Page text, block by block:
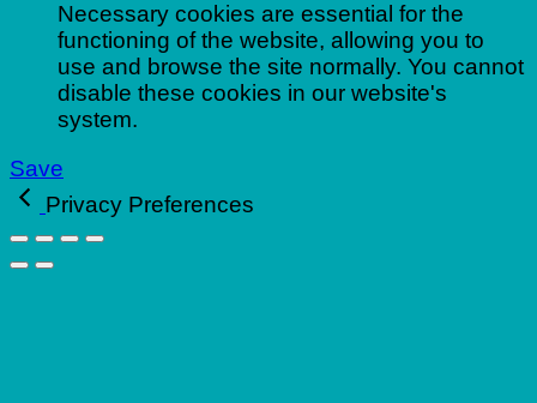
Necessary cookies are essential for the
functioning of the website, allowing you to
use and browse the site normally. You cannot
disable these cookies in our website's
system.
Save
Privacy Preferences